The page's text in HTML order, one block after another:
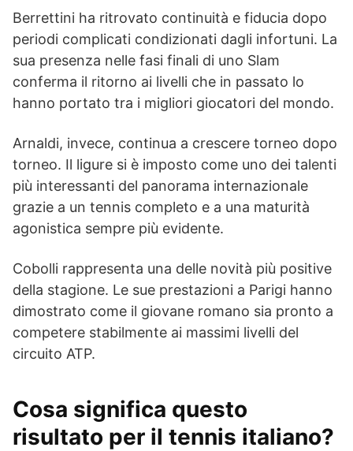
Berrettini ha ritrovato continuità e fiducia dopo
periodi complicati condizionati dagli infortuni. La
sua presenza nelle fasi finali di uno Slam
conferma il ritorno ai livelli che in passato lo
hanno portato tra i migliori giocatori del mondo.
Arnaldi, invece, continua a crescere torneo dopo
torneo. Il ligure si è imposto come uno dei talenti
più interessanti del panorama internazionale
grazie a un tennis completo e a una maturità
agonistica sempre più evidente.
Cobolli rappresenta una delle novità più positive
della stagione. Le sue prestazioni a Parigi hanno
dimostrato come il giovane romano sia pronto a
competere stabilmente ai massimi livelli del
circuito ATP.
Cosa significa questo
risultato per il tennis italiano?